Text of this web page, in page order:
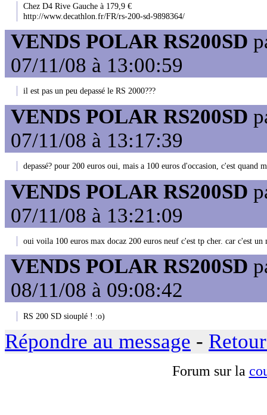
Chez D4 Rive Gauche à 179,9 €
http://www.decathlon.fr/FR/rs-200-sd-9898364/
VENDS POLAR RS200SD
07/11/08 à 13:00:59
il est pas un peu depassé le RS 2000???
VENDS POLAR RS200SD
07/11/08 à 13:17:39
depassé? pour 200 euros oui, mais a 100 euros d'occasion, c'est quand
VENDS POLAR RS200SD
07/11/08 à 13:21:09
oui voila 100 euros max docaz 200 euros neuf c'est tp cher. car c'est
VENDS POLAR RS200SD
08/11/08 à 09:08:42
RS 200 SD siouplé ! :o)
Répondre au message -
Forum sur la